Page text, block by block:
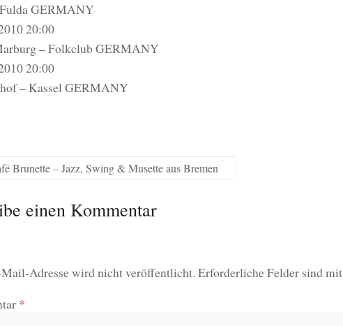
GERMANY
20:00
– Folkclub GERMANY
20:00
– Kassel GERMANY
Brunette – Jazz, Swing & Musette aus Bremen
einen Kommentar
Adresse wird nicht veröffentlicht. Erforderliche Felder sind mit
*